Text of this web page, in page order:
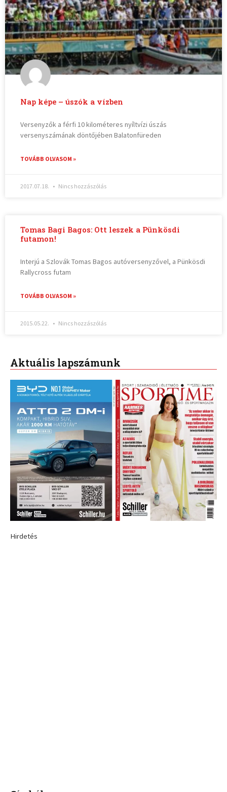
Nap képe – úszók a vízben
Versenyzők a férfi 10 kilométeres nyíltvízi úszás
versenyszámának döntőjében Balatonfüreden
TOVÁBB OLVASOM »
2017.07.18. Nincs hozzászólás
Tomas Bagi Bagos: Ott leszek a Pünkösdi
futamon!
Interjú a Szlovák Tomas Bagos autóversenyzővel, a Pünkösdi
Rallycross futam
TOVÁBB OLVASOM »
2015.05.22. Nincs hozzászólás
Aktuális lapszámunk
Hirdetés